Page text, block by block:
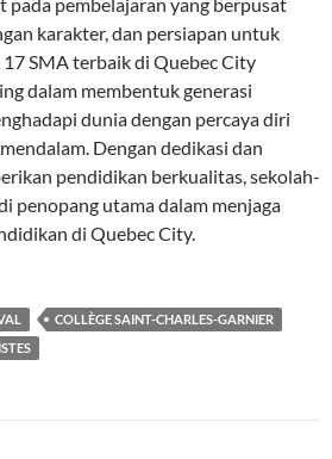
karakter, dan persiapan untuk
SMA terbaik di Quebec City
dalam membentuk generasi
dunia dengan percaya diri
Dengan dedikasi dan
pendidikan berkualitas, sekolah-
penopang utama dalam menjaga
di Quebec City.
COLLÈGE SAINT-CHARLES-GARNIER